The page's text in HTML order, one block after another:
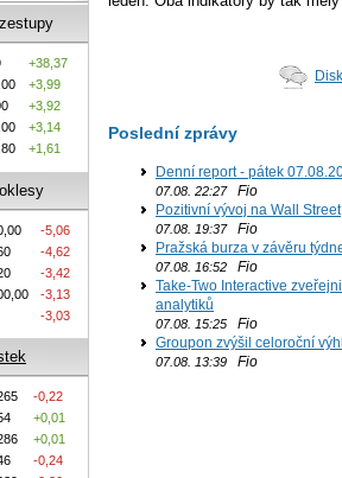
Poslední zprávy
Denní report - pátek
07.08. 22:27Fio
Pozitivní vývoj na Wall Street
07.08. 19:37Fio
Pražská burza v závěru
07.08. 16:52 Fio
Take-Two Interactive
analytiků
07.08. 15:25 Fio
Groupon zvýšil celoroční
07.08. 13:39 Fio
+38,37
+3,99
+3,92
+3,14
+1,61
-5,06
-4,62
-3,42
-3,13
-3,03
-0,22
+0,01
+0,01
-0,24